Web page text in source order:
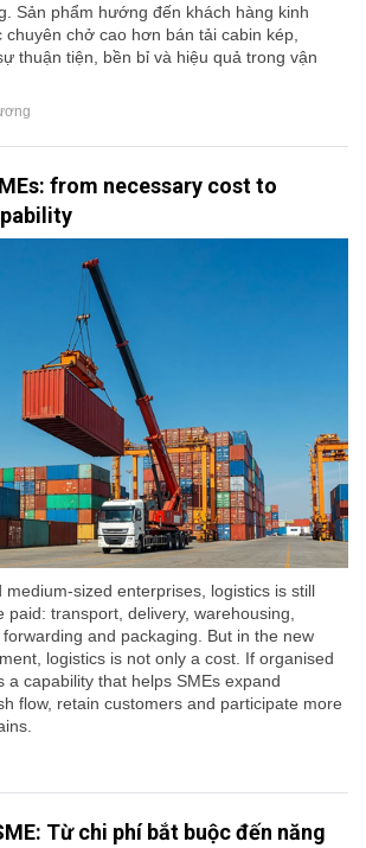
Sản phẩm hướng đến khách hàng kinh
chở cao hơn bán tải cabin kép,
thuận tiện, bền bỉ và hiệu quả trong vận
from necessary cost to
medium-sized enterprises, logistics is still
paid: transport, delivery, warehousing,
and packaging. But in the new
logistics is not only a cost. If organised
a capability that helps SMEs expand
flow, retain customers and participate more
Từ chi phí bắt buộc đến năng